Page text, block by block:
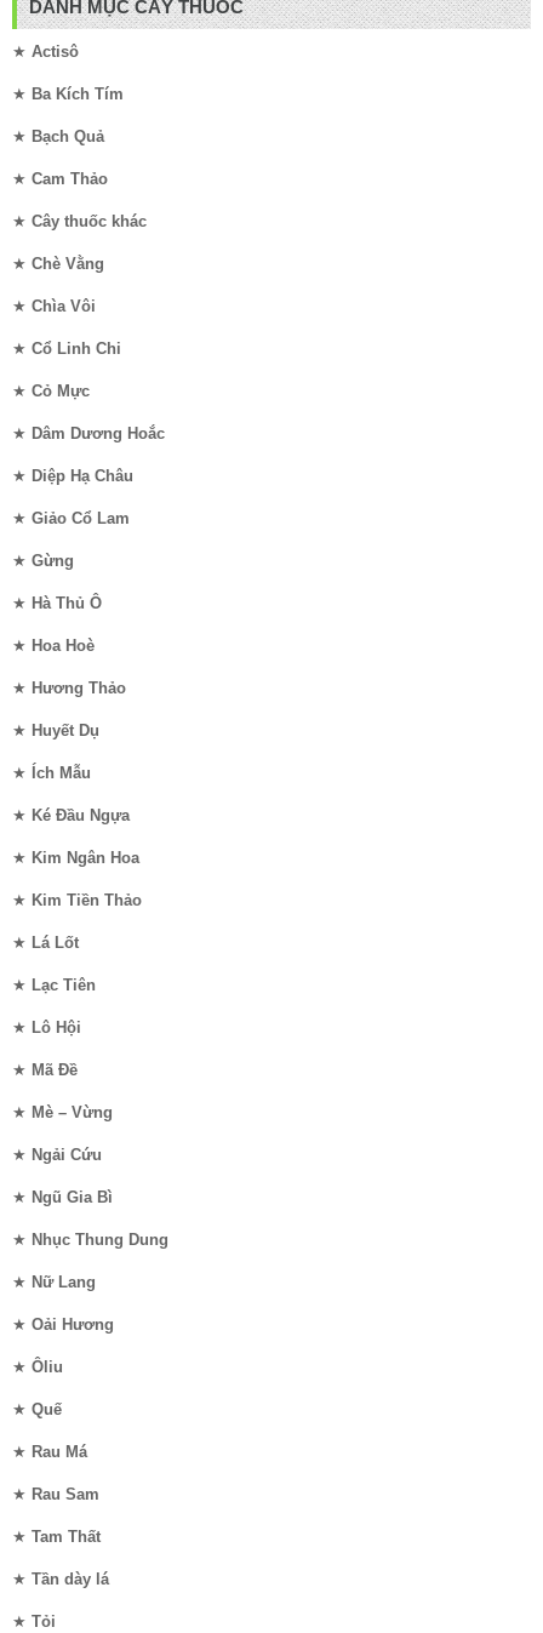
DANH MỤC CÂY THUỐC
★ Actisô
★ Ba Kích Tím
★ Bạch Quả
★ Cam Thảo
★ Cây thuốc khác
★ Chè Vằng
★ Chìa Vôi
★ Cổ Linh Chi
★ Cỏ Mực
★ Dâm Dương Hoắc
★ Diệp Hạ Châu
★ Giảo Cổ Lam
★ Gừng
★ Hà Thủ Ô
★ Hoa Hoè
★ Hương Thảo
★ Huyết Dụ
★ Ích Mẫu
★ Ké Đầu Ngựa
★ Kim Ngân Hoa
★ Kim Tiền Thảo
★ Lá Lốt
★ Lạc Tiên
★ Lô Hội
★ Mã Đề
★ Mè – Vừng
★ Ngải Cứu
★ Ngũ Gia Bì
★ Nhục Thung Dung
★ Nữ Lang
★ Oải Hương
★ Ôliu
★ Quế
★ Rau Má
★ Rau Sam
★ Tam Thất
★ Tần dày lá
★ Tỏi